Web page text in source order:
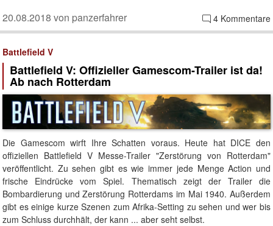
4 Kommentare
20.08.2018 von panzerfahrer
Battlefield V
Battlefield V: Offizieller Gamescom-Trailer ist da!
Ab nach Rotterdam
Die Gamescom wirft Ihre Schatten voraus. Heute hat DICE den
offiziellen Battlefield V Messe-Trailer "Zerstörung von Rotterdam"
veröffentlicht. Zu sehen gibt es wie immer jede Menge Action und
frische Eindrücke vom Spiel. Thematisch zeigt der Trailer die
Bombardierung und Zerstörung Rotterdams im Mai 1940. Außerdem
gibt es einige kurze Szenen zum Afrika-Setting zu sehen und wer bis
zum Schluss durchhält, der kann ... aber seht selbst.